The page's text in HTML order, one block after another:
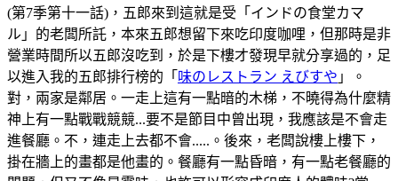
(第7季第十一話)，五郎來到這就是受「インドの食堂カマ
ル」的老闆所託，本來五郎想留下來吃印度咖哩，但那時是非
營業時間所以五郎沒吃到，於是下樓才發現早就分享過的，足
以進入我的五郎排行榜的「 味のレストラン えびすや 」。
對，兩家是鄰居。一走上這有一點暗的木梯，不曉得為什麼精
神上有一點戰戰競競...要不是節目中曾出現，我應該是不會走
進餐廳。不，連走上去都不會.....。後來，老闆說樓上樓下，
掛在牆上的畫都是他畫的。餐廳有一點昏暗，有一點老餐廳的